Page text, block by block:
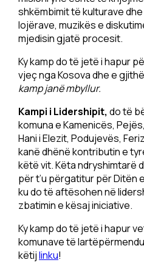
shkëmbimit të kulturave
lojërave, muzikës e
mjedisin gjatë procesit.
Ky kamp do të jetë i hapur
vjeç nga Kosova dhe e
kamp janë mbyllur.
Kampi i Lidershipit, do të
komuna e Kamenicës,
Hani i Elezit, Podujevës,
kanë dhënë kontributin e
këtë vit. Këta ndryshimtarë
për t’u përgatitur për Ditën
ku do të aftësohen në
zbatimin e kësaj iniciative.
Ky kamp do të jetë i hapur
komunave të
këtijlinku!